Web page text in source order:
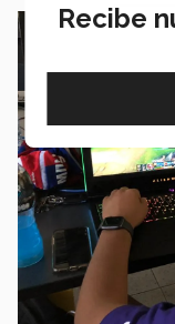
Recibe